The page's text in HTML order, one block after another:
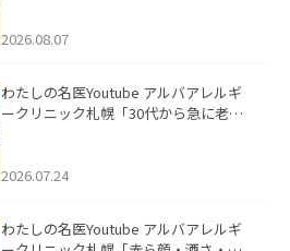
ました。
2026.08.07
わたしの名医Youtube アルバアレルギ
ークリニック札幌「30代から急に老け
た。
2026.07.24
わたしの名医Youtube アルバアレルギ